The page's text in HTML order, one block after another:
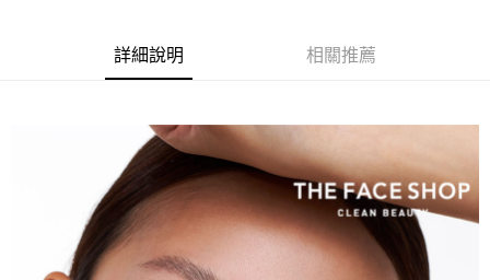
結帳頁面，進行簡訊認證並確認金額後，即可完成結帳。
２．訂單成立數日內，您將收到繳費通知簡訊。
※ 請注意：結帳手續完成當下不需立刻繳費，但若您需要取消訂單，請聯絡
購買商品的店家。未經商家同意取消之訂單仍視為有效，需透過AFTEE先享
後付繳納相關費用。
※ 交易是否成功請以「AFTEE先享後付 」之結帳頁面顯示為準，若有關於
是否繳費成功／繳費後需取消欲退款等相關疑問，請聯繫「AFTEE先享後付
客戶支援中心」https://netprotections.freshdesk.com/support/home
【注意事項】
付款後全家取貨
每筆NT$85，滿NT$1,000(含以上)免運費
付款後7-11取貨
每筆NT$85，滿NT$1,000(含以上)免運費
詳細說明 相關推薦